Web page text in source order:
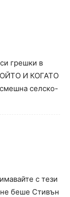
грешки в
И КОГАТО
селско-
с тези
беше Стивън